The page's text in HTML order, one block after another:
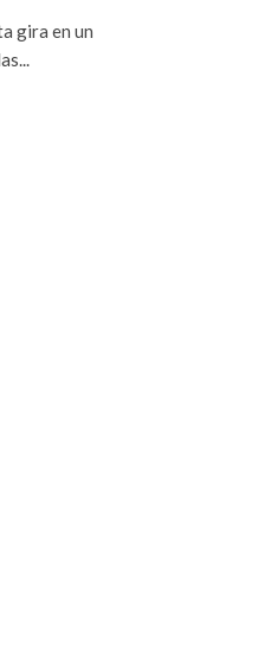
gira en un